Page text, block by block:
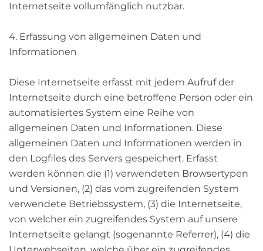
Internetseite vollumfänglich nutzbar.
4. Erfassung von allgemeinen Daten und
Informationen
Diese Internetseite erfasst mit jedem Aufruf der
Internetseite durch eine betroffene Person oder ein
automatisiertes System eine Reihe von
allgemeinen Daten und Informationen. Diese
allgemeinen Daten und Informationen werden in
den Logfiles des Servers gespeichert. Erfasst
werden können die (1) verwendeten Browsertypen
und Versionen, (2) das vom zugreifenden System
verwendete Betriebssystem, (3) die Internetseite,
von welcher ein zugreifendes System auf unsere
Internetseite gelangt (sogenannte Referrer), (4) die